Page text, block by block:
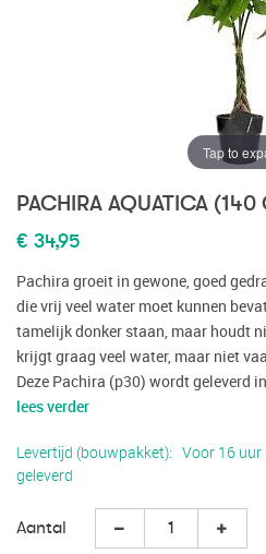
PACHIRA AQUATICA (140
€ 34,95
Pachira groeit in gewone, goed
die vrij veel water moet kunnen
tamelijk donker staan, maar houdt
krijgt graag veel water, maar niet
Deze Pachira (p30) wordt geleverd
lees verder
Levertijd (bouwpakket)
Voor 16 uur
geleverd
Aantal
Tap to